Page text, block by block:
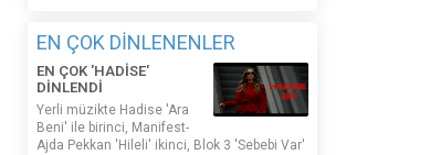
EN ÇOK DİNLENENLER
EN ÇOK 'HADİSE'
DİNLENDİ
Yerli müzikte Hadise 'Ara
Beni' ile birinci, Manifest-
Ajda Pekkan 'Hileli' ikinci, Blok 3 'Sebebi Var'